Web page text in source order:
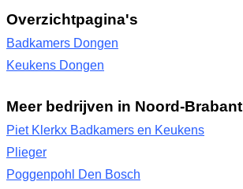
Overzichtpagina's
Badkamers Dongen
Keukens Dongen
Meer bedrijven in Noord-Brabant
Piet Klerkx Badkamers en Keukens
Plieger
Poggenpohl Den Bosch